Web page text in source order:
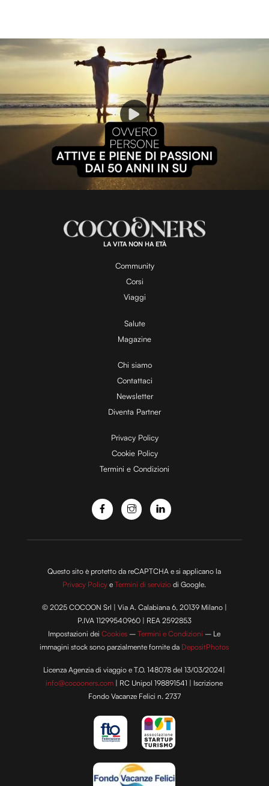
P
l
a
y
V
i
d
e
o
L
:
1
0
0
.
0
LA VITA NON HA ETÀ
Community
Corsi
Viaggi
Salute
Magazine
Chi siamo
Contattaci
Newsletter
Diventa Partner
Privacy Policy
Cookie Policy
Termini e Condizioni
Questo sito è protetto da reCAPTCHA e si applicano la
Privacy Policy eTermini di servizio di Google.
© 2025 COCOON Srl | Via A. Calabiana 6, 20139 Milano |
P.IVA 11299540960 | REA 2592853
Impostazioni deiCookies –Termini e Condizioni – Le
immagini stock sono parzialmente fornite da DepositPhotos
Licenza Agenzia di viaggio e T.O. 148078 del 13/03/2024|
info@cocooners.com | RC Unipol 198891541 | Iscrizione
Fondo Vacanze Felici n. 2737